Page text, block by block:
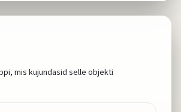
mis kujundasid selle objekti